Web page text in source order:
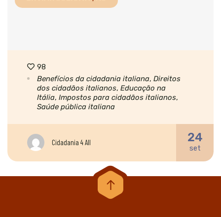
98
Benefícios da cidadania italiana, Direitos
dos cidadãos italianos, Educação na
Itália, Impostos para cidadãos italianos,
Saúde pública italiana
Cidadania 4 All 24
set